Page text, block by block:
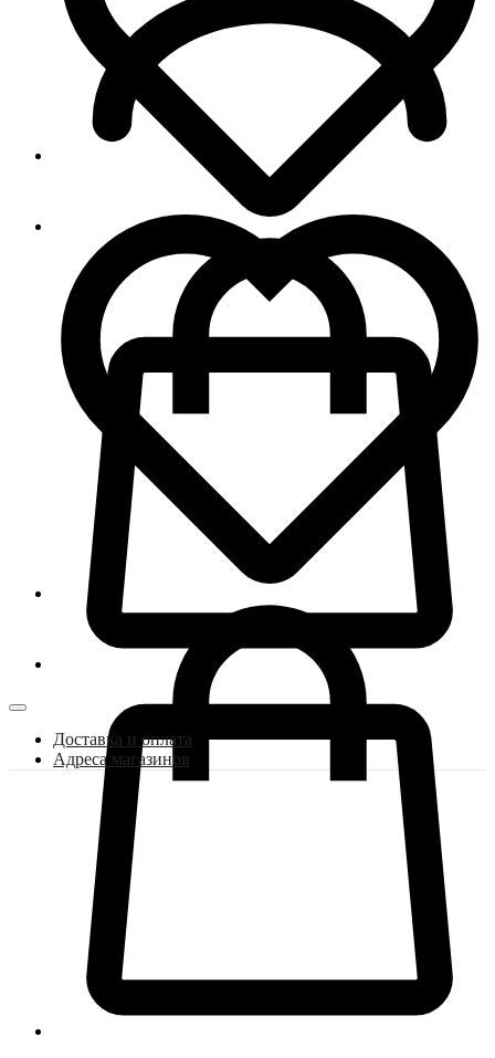
Доставка и оплата
Адреса магазинов